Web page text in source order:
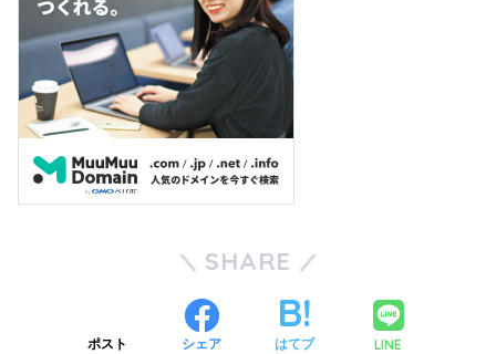
SHARE
ポスト シェア はてブ LINE